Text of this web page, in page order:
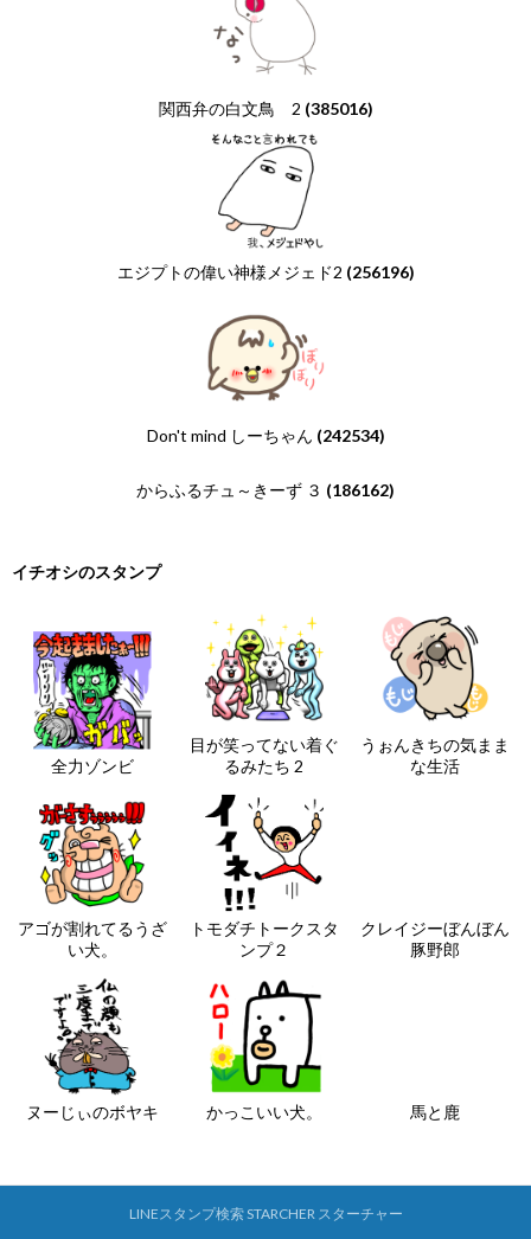
関西弁の白文鳥 2 (385016)
エジプトの偉い神様メジェド2 (256196)
Don't mind しーちゃん (242534)
からふるチュ～きーず ３ (186162)
イチオシのスタンプ
全力ゾンビ
目が笑ってない着ぐ
るみたち 2
うぉんきちの気まま
な生活
アゴが割れてるうざ
い犬。
トモダチトークスタ
ンプ２
クレイジーぼんぼん
豚野郎
ヌーじぃのボヤキ かっこいい犬。 馬と鹿
LINEスタンプ検索 STARCHER スターチャー